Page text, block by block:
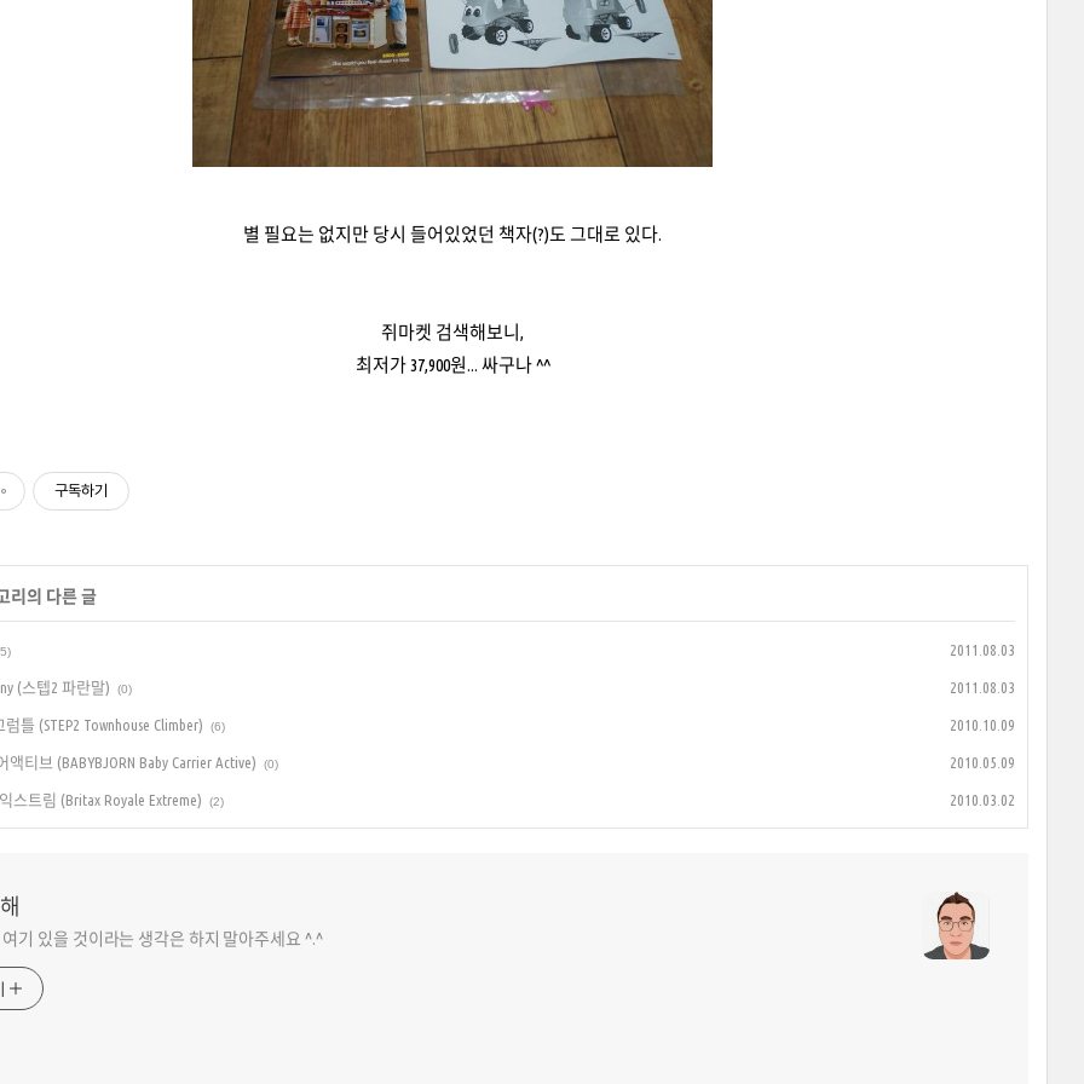
별 필요는 없지만 당시 들어있었던 책자(?)도 그대로 있다.
쥐마켓 검색해보니,
최저가 37,900원... 싸구나 ^^
구독하기
리의 다른 글
2011.08.03
(스텝2 파란말) (0) 2011.08.03
틀 (STEP2 Townhouse Climber) (6) 2010.10.09
티브 (BABYBJORN Baby Carrier Active) (0) 2010.05.09
스트림 (Britax Royale Extreme) (2) 2010.03.02
기 있을 것이라는 생각은 하지 말아주세요 ^.^